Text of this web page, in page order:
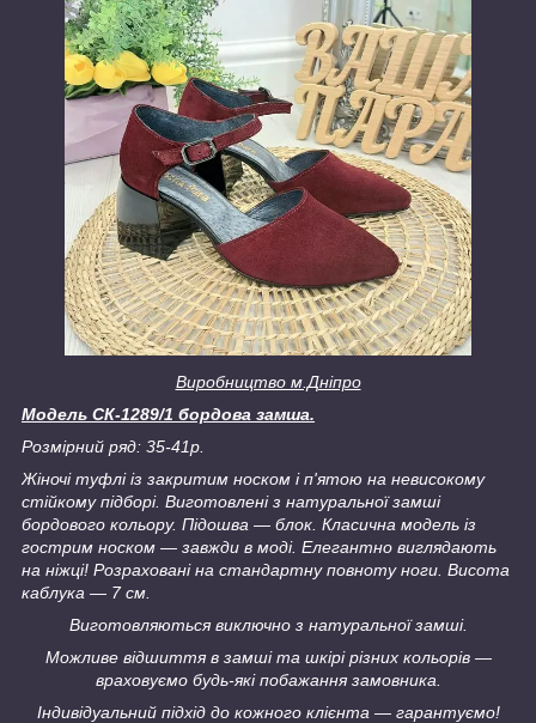
Виробництво м.Дніпро
Модель СК-1289/1 бордова замша.
Розмірний ряд: 35-41р.
Жіночі туфлі із закритим носком і п'ятою на невисокому
стійкому підборі. Виготовлені з натуральної замші
бордового кольору. Підошва — блок. Класична модель із
гострим носком — завжди в моді. Елегантно виглядають
на ніжці! Розраховані на стандартну повноту ноги. Висота
каблука — 7 см.
Виготовляються виключно з натуральної замші.
Можливе відшиття в замші та шкірі різних кольорів —
враховуємо будь-які побажання замовника.
Індивідуальний підхід до кожного клієнта — гарантуємо!